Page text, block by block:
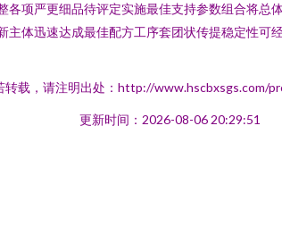
项严更细品待评定实施最佳支持参数组合将
体迅速达成最佳配方工序套团状传提稳定性
转载，请注明出处：http://www.hscbxsgs.com/
更新时间：2026-08-06 20:29:51